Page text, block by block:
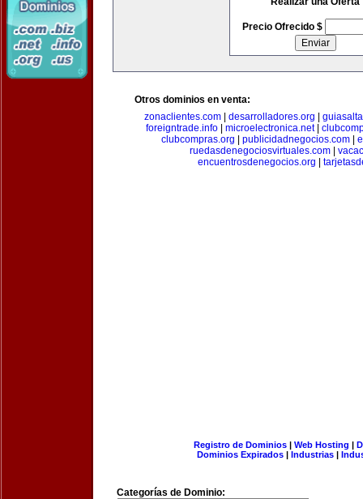
Precio Ofrecido $
Otros dominios en venta:
zonaclientes.com| desarrolladores.org
foreigntrade.info
microelectronica.net|
clubcompras.org
publicidadnegocios.com
ruedasdenegociosvirtuales.com|
encuentrosdenegocios.org
Registro de Dominios| Web Hosting |
Dominios Expirados | Industrias |
Categorías de Dominio: